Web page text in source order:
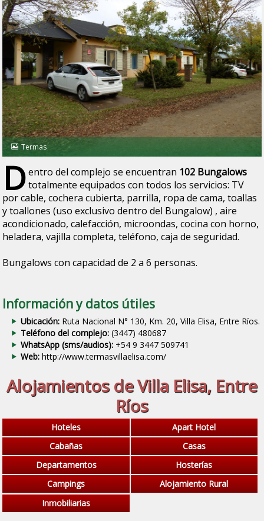
Termas
D entro del complejo se encuentran 102 Bungalows
totalmente equipados con todos los servicios: TV
por cable, cochera cubierta, parrilla, ropa de cama, toallas
y toallones (uso exclusivo dentro del Bungalow) , aire
acondicionado, calefacción, microondas, cocina con horno,
heladera, vajilla completa, teléfono, caja de seguridad.
Bungalows con capacidad de 2 a 6 personas.
Información y datos útiles
Ubicación: Ruta Nacional N° 130, Km. 20, Villa Elisa, Entre Ríos.
Teléfono del complejo: (3447) 480687
WhatsApp (sms/audios): +54 9 3447 509741
Web: http://www.termasvillaelisa.com/
Alojamientos de Villa Elisa, Entre
Ríos
Hoteles
Apart Hotel
Cabañas
Casas
Departamentos
Hosterías
Campings
Alojamiento Rural
Inmobiliarias